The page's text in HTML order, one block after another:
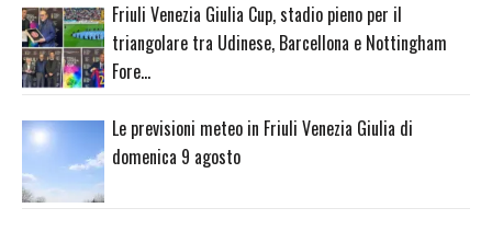
Friuli Venezia Giulia Cup, stadio pieno per il
triangolare tra Udinese, Barcellona e Nottingham
Fore…
Le previsioni meteo in Friuli Venezia Giulia di
domenica 9 agosto